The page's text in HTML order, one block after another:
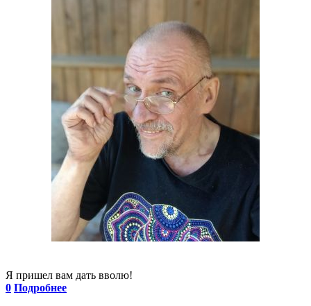
Я пришел вам дать вволю!
0 Подробнее